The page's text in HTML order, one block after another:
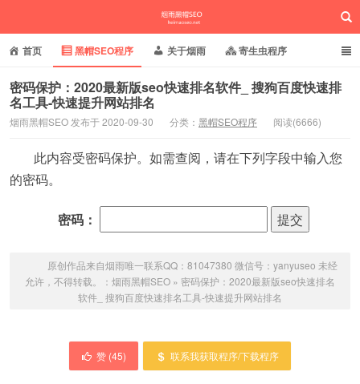
烟雨黑帽SEO
首页 黑帽SEO程序 关于烟雨 寄生虫程序
泛目录程序 蜘蛛池站群 小偷镜像程序
批量养站程序 百度搜狗推送 网站域名快照
相关新闻动态
密码保护：2020最新版seo快速排名软件_ 搜狗百度快速排
名工具-快速提升网站排名
烟雨黑帽SEO 发布于 2020-09-30 分类： 黑帽SEO程序 阅读(6666)
此内容受密码保护。如需查阅，请在下列字段中输入您
的密码。
密码：
原创作品来自烟雨唯一联系QQ：81047380 微信号：yanyuseo 未经
允许，不得转载。： 烟雨黑帽SEO » 密码保护：2020最新版seo快速排名
软件_ 搜狗百度快速排名工具-快速提升网站排名
赞 (45) 联系我获取程序/下载程序